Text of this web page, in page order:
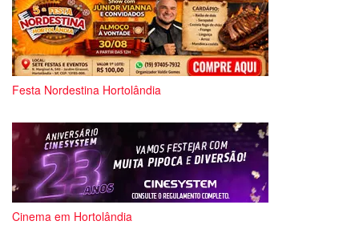
Festa Nordestina Hortolândia
Cinema em Hortolândia